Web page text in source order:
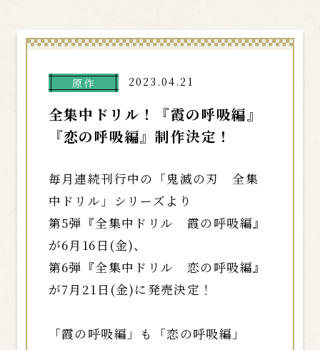
原作 2023.04.21
全集中ドリル！『霞の呼吸編』
『恋の呼吸編』制作決定！
毎月連続刊行中の「鬼滅の刃 全集
中ドリル」シリーズより
第5弾『全集中ドリル 霞の呼吸編』
が6月16日(金)、
第6弾『全集中ドリル 恋の呼吸編』
が7月21日(金)に発売決定！
「霞の呼吸編」も「恋の呼吸編」